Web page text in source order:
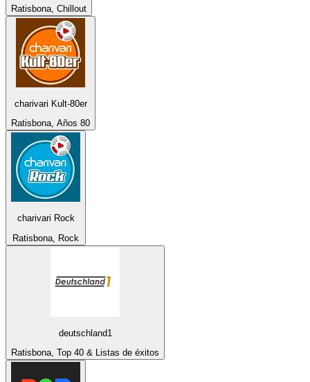
Ratisbona, Chillout
charivari Kult-80er
Ratisbona, Años 80
charivari Rock
Ratisbona, Rock
deutschland1
Ratisbona, Top 40 & Listas de éxitos